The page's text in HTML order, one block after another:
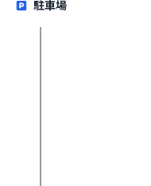
駐車場